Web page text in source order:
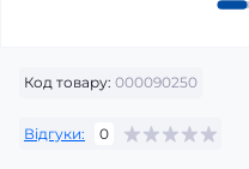
Код товару: 000090250
Відгуки: 0